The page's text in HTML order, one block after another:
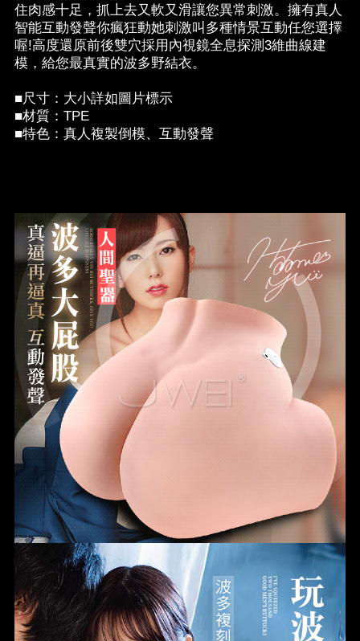
住肉感十足，抓上去又軟又滑讓您異常刺激。擁有真人
智能互動發聲你瘋狂動她刺激叫多種情景互動任您選擇
喔!高度還原前後雙穴採用內視鏡全息探測3維曲線建
模，給您最真實的波多野結衣。
■尺寸：大小詳如圖片標示
■材質：TPE
■特色：真人複製倒模、互動發聲